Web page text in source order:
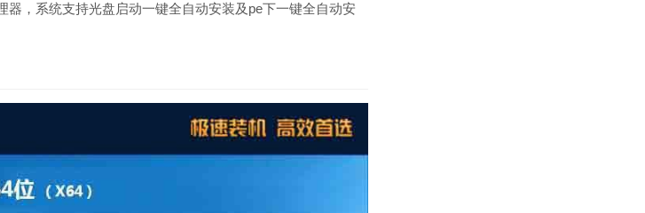
器，系统支持光盘启动一键全自动安装及pe下一键全自动安